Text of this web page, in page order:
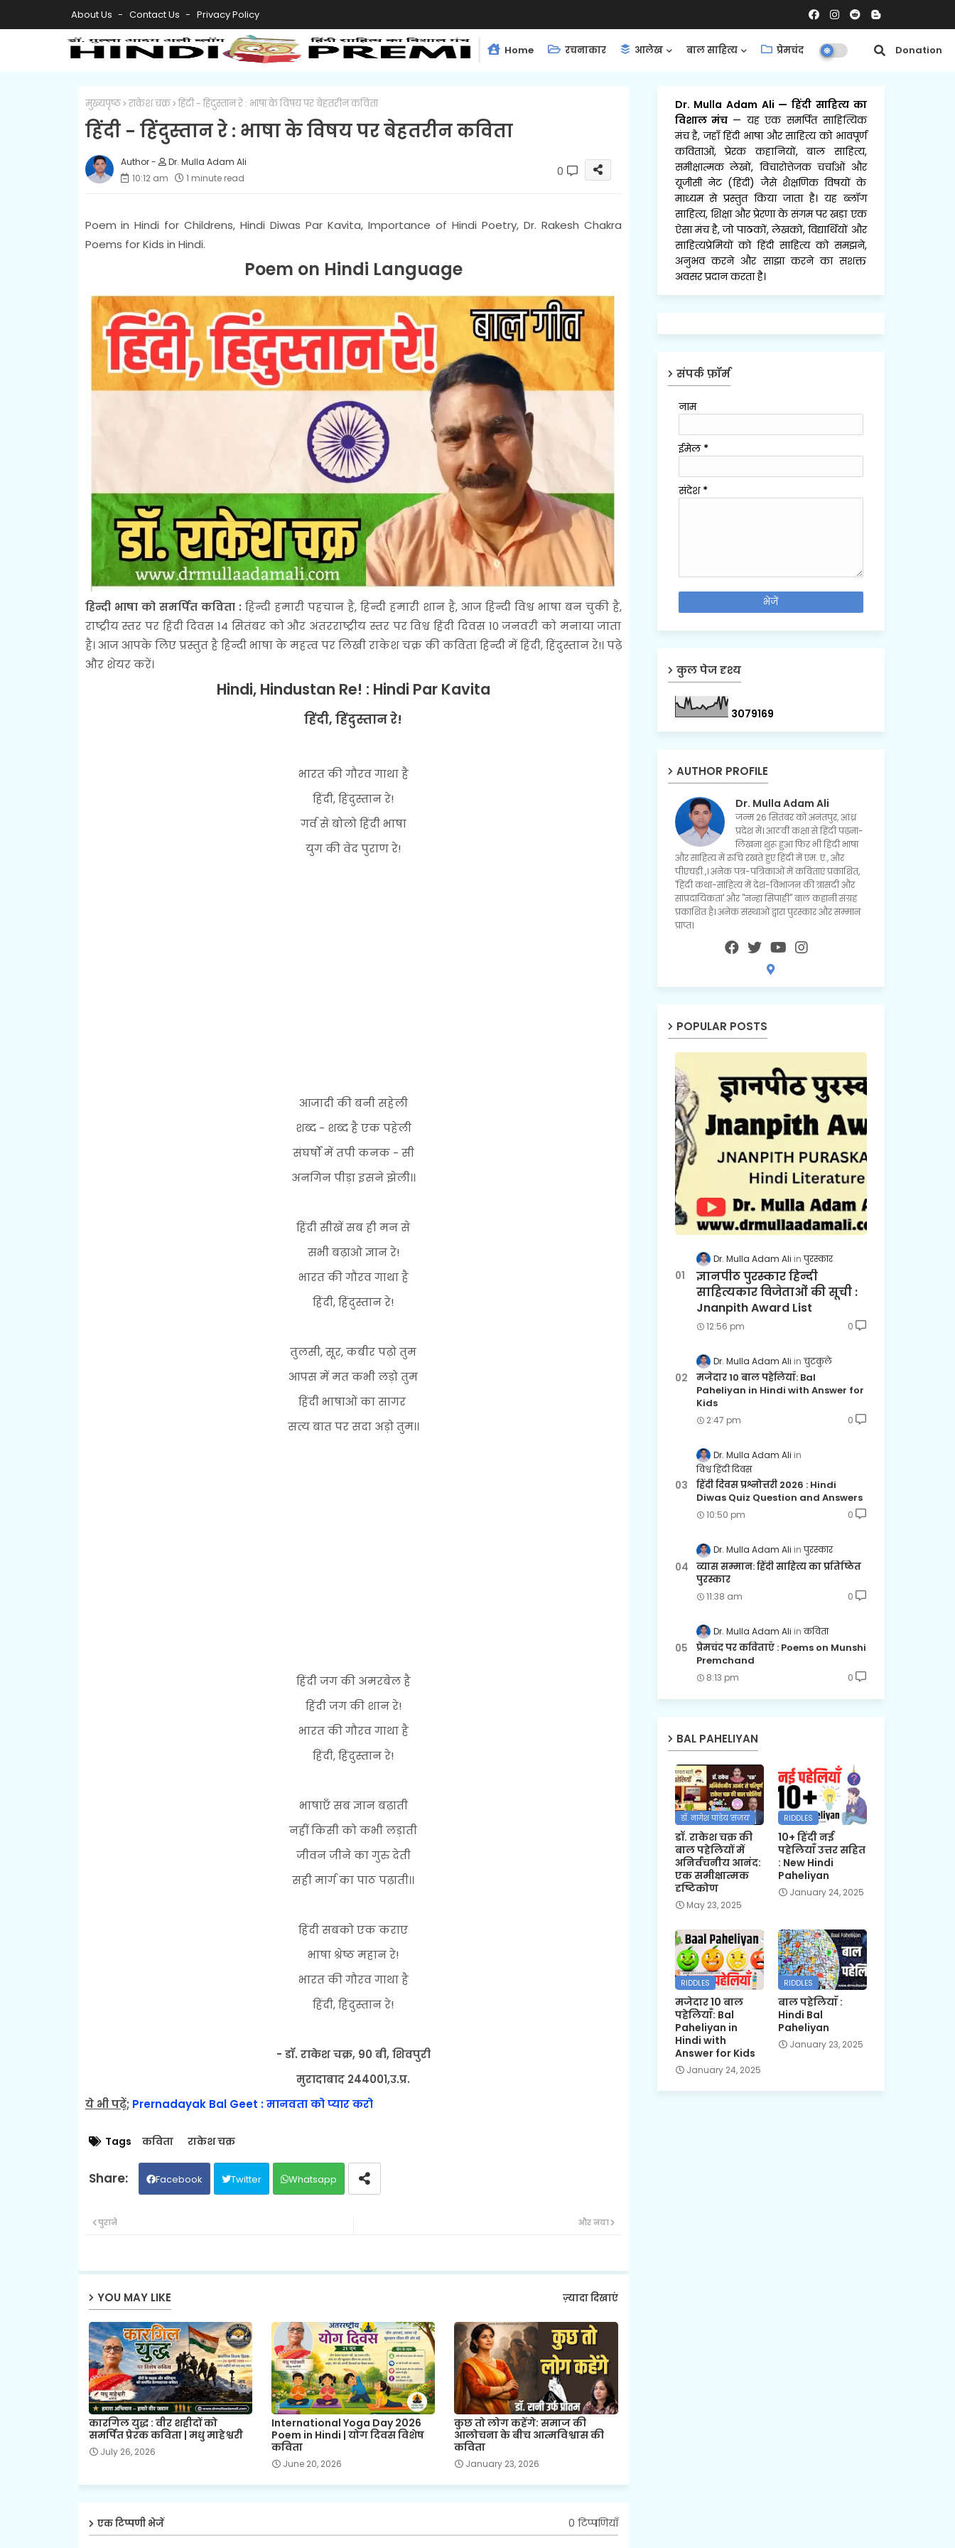
About Us Contact Us Privacy Policy
Home रचनाकार आलेख बाल साहित्य प्रेमचंद समीक्षाएँ Donation
मुख्यपृष्ठ राकेश चक्र हिंदी - हिंदुस्तान रे : भाषा के विषय पर बेहतरीन कविता
हिंदी - हिंदुस्तान रे : भाषा के विषय पर बेहतरीन कविता
Dr. Mulla Adam Ali
10:12 am
1 minute read 0
Poem in Hindi for Childrens, Hindi Diwas Par Kavita, Importance of Hindi Poetry, Dr. Rakesh Chakra
Poems for Kids in Hindi.
Poem on Hindi Language
हिन्दी भाषा को समर्पित कविता : हिन्दी हमारी पहचान है, हिन्दी हमारी शान है, आज हिन्दी विश्व भाषा बन चुकी है,
राष्ट्रीय स्तर पर हिंदी दिवस 14 सितंबर को और अंतरराष्ट्रीय स्तर पर विश्व हिंदी दिवस 10 जनवरी को मनाया जाता
है। आज आपके लिए प्रस्तुत है हिन्दी भाषा के महत्व पर लिखी राकेश चक्र की कविता हिन्दी में हिंदी, हिंदुस्तान रे!। पढ़े
और शेयर करें।
Hindi, Hindustan Re! : Hindi Par Kavita
हिंदी, हिंदुस्तान रे!
भारत की गौरव गाथा है
हिंदी, हिंदुस्तान रे!
गर्व से बोलो हिंदी भाषा
युग की वेद पुराण रे!
आजादी की बनी सहेली
शब्द - शब्द है एक पहेली
संघर्षों में तपी कनक - सी
अनगिन पीड़ा इसने झेली।।
हिंदी सीखें सब ही मन से
सभी बढ़ाओ ज्ञान रे!
भारत की गौरव गाथा है
हिंदी, हिंदुस्तान रे!
तुलसी, सूर, कबीर पढ़ो तुम
आपस में मत कभी लड़ो तुम
हिंदी भाषाओं का सागर
सत्य बात पर सदा अड़ो तुम।।
हिंदी जग की अमरबेल है
हिंदी जग की शान रे!
भारत की गौरव गाथा है
हिंदी, हिंदुस्तान रे!
भाषाएँ सब ज्ञान बढ़ाती
नहीं किसी को कभी लड़ाती
जीवन जीने का गुरु देती
सही मार्ग का पाठ पढ़ाती।।
हिंदी सबको एक कराए
भाषा श्रेष्ठ महान रे!
भारत की गौरव गाथा है
हिंदी, हिंदुस्तान रे!
- डॉ. राकेश चक्र, 90 बी, शिवपुरी
मुरादाबाद 244001,उ.प्र.
ये भी पढ़ें; Prernadayak Bal Geet : मानवता को प्यार करो
Tags कविता राकेश चक्र
Facebook Twitter Whatsapp
और नया
पुराने
YOU MAY LIKE ज़्यादा दिखाएं
कारगिल युद्ध : वीर शहीदों को
समर्पित प्रेरक कविता | मधु माहेश्वरी
July 26, 2026
International Yoga Day 2026
Poem in Hindi | योग दिवस विशेष
कविता
June 20, 2026
कुछ तो लोग कहेंगे: समाज की
आलोचना के बीच आत्मविश्वास की
कविता
January 23, 2026
एक टिप्पणी भेजें 0 टिप्पणियाँ
Dr. Mulla Adam Ali —हिंदी साहित्य का
विशाल मंच — यह एक समर्पित साहित्यिक
मंच है, जहाँ हिंदी भाषा और साहित्य को भावपूर्ण
कविताओं, प्रेरक कहानियों, बाल साहित्य,
समीक्षात्मक लेखों, विचारोत्तेजक चर्चाओं और
यूजीसी नेट (हिंदी) जैसे शैक्षणिक विषयों के
माध्यम से प्रस्तुत किया जाता है। यह ब्लॉग
साहित्य, शिक्षा और प्रेरणा के संगम पर खड़ा एक
ऐसा मंच है, जो पाठकों, लेखकों, विद्यार्थियों और
साहित्यप्रेमियों को हिंदी साहित्य को समझने,
अनुभव करने और साझा करने का सशक्त
अवसर प्रदान करता है।
संपर्क फ़ॉर्म
नाम
ईमेल *
संदेश *
कुल पेज दृश्य
3079169
AUTHOR PROFILE
Dr. Mulla Adam Ali
जन्म 26 सितंबर को अनंतपुर, आंध्र
प्रदेश में। आठवीं कक्षा से हिंदी पढ़ना-
लिखना शुरू हुआ फिर भी हिंदी भाषा
और साहित्य में रुचि रखते हुए हिंदी में एम. ए., और
पीएचडी.,। अनेक पत्र-पत्रिकाओं में कविताएं प्रकाशित,
'हिंदी कथा-साहित्य में देश-विभाजन की त्रासदी और
सांप्रदायिकता' और "नन्हा सिपाही" बाल कहानी संग्रह
प्रकाशित है। अनेक संस्थाओं द्वारा पुरस्कार और सम्मान
प्राप्त।
POPULAR POSTS
Dr. Mulla Adam Ali पुरस्कार
ज्ञानपीठ पुरस्कार हिन्दी
साहित्यकार विजेताओं की सूची :
Jnanpith Award List
12:56 pm 0
Dr. Mulla Adam Ali चुटकुले
मजेदार 10 बाल पहेलियाँ: Bal
Paheliyan in Hindi with Answer for
Kids
2:47 pm 0
Dr. Mulla Adam Ali
विश्व हिंदी दिवस
हिंदी दिवस प्रश्नोत्तरी 2026 : Hindi
Diwas Quiz Question and Answers
10:50 pm 0
Dr. Mulla Adam Ali पुरस्कार
व्यास सम्मान: हिंदी साहित्य का प्रतिष्ठित
पुरस्कार
11:38 am 0
Dr. Mulla Adam Ali कविता
प्रेमचंद पर कविताएँ : Poems on Munshi
Premchand
8:13 pm 0
BAL PAHELIYAN
डॉ. नागेश पांडेय 'संजय'
डॉ. राकेश चक्र की
बाल पहेलियों में
अनिर्वचनीय आनंद:
एक समीक्षात्मक
दृष्टिकोण
May 23, 2025
RIDDLES
10+ हिंदी नई
पहेलियाँ उत्तर सहित
: New Hindi
Paheliyan
January 24, 2025
RIDDLES
मजेदार 10 बाल
पहेलियाँ: Bal
Paheliyan in
Hindi with
Answer for Kids
January 24, 2025
RIDDLES
बाल पहेलियाँ :
Hindi Bal
Paheliyan
January 23, 2025